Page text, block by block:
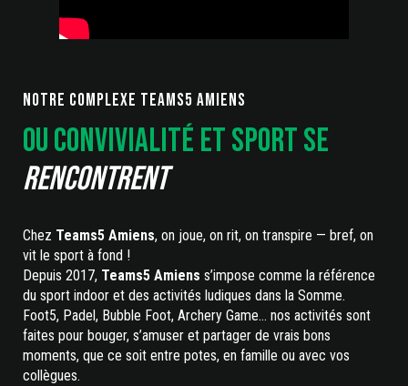
NOTRE COMPLEXE TEAMS5 AMIENS
Ou convivialité et sport se
rencontrent
Chez Teams5 Amiens, on joue, on rit, on transpire — bref, on
vit le sport à fond !
Depuis 2017, Teams5 Amiens s’impose comme la référence
du sport indoor et des activités ludiques dans la Somme.
Foot5, Padel, Bubble Foot, Archery Game… nos activités sont
faites pour bouger, s’amuser et partager de vrais bons
moments, que ce soit entre potes, en famille ou avec vos
collègues.